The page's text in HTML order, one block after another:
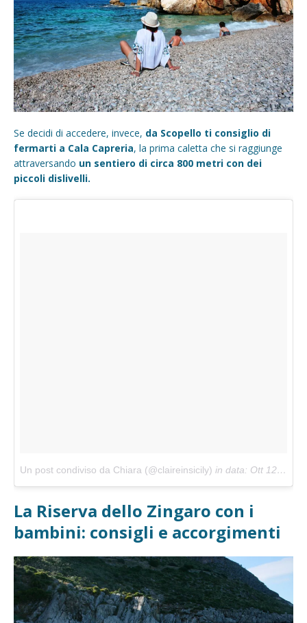
Se decidi di accedere, invece, da Scopello ti consiglio di
fermarti a Cala Capreria, la prima caletta che si raggiunge
attraversando un sentiero di circa 800 metri con dei
piccoli dislivelli.
Un post condiviso da Chiara (@claireinsicily) in data: Ott 12, 2017 at 11:48 PDT
La Riserva dello Zingaro con i
bambini: consigli e accorgimenti